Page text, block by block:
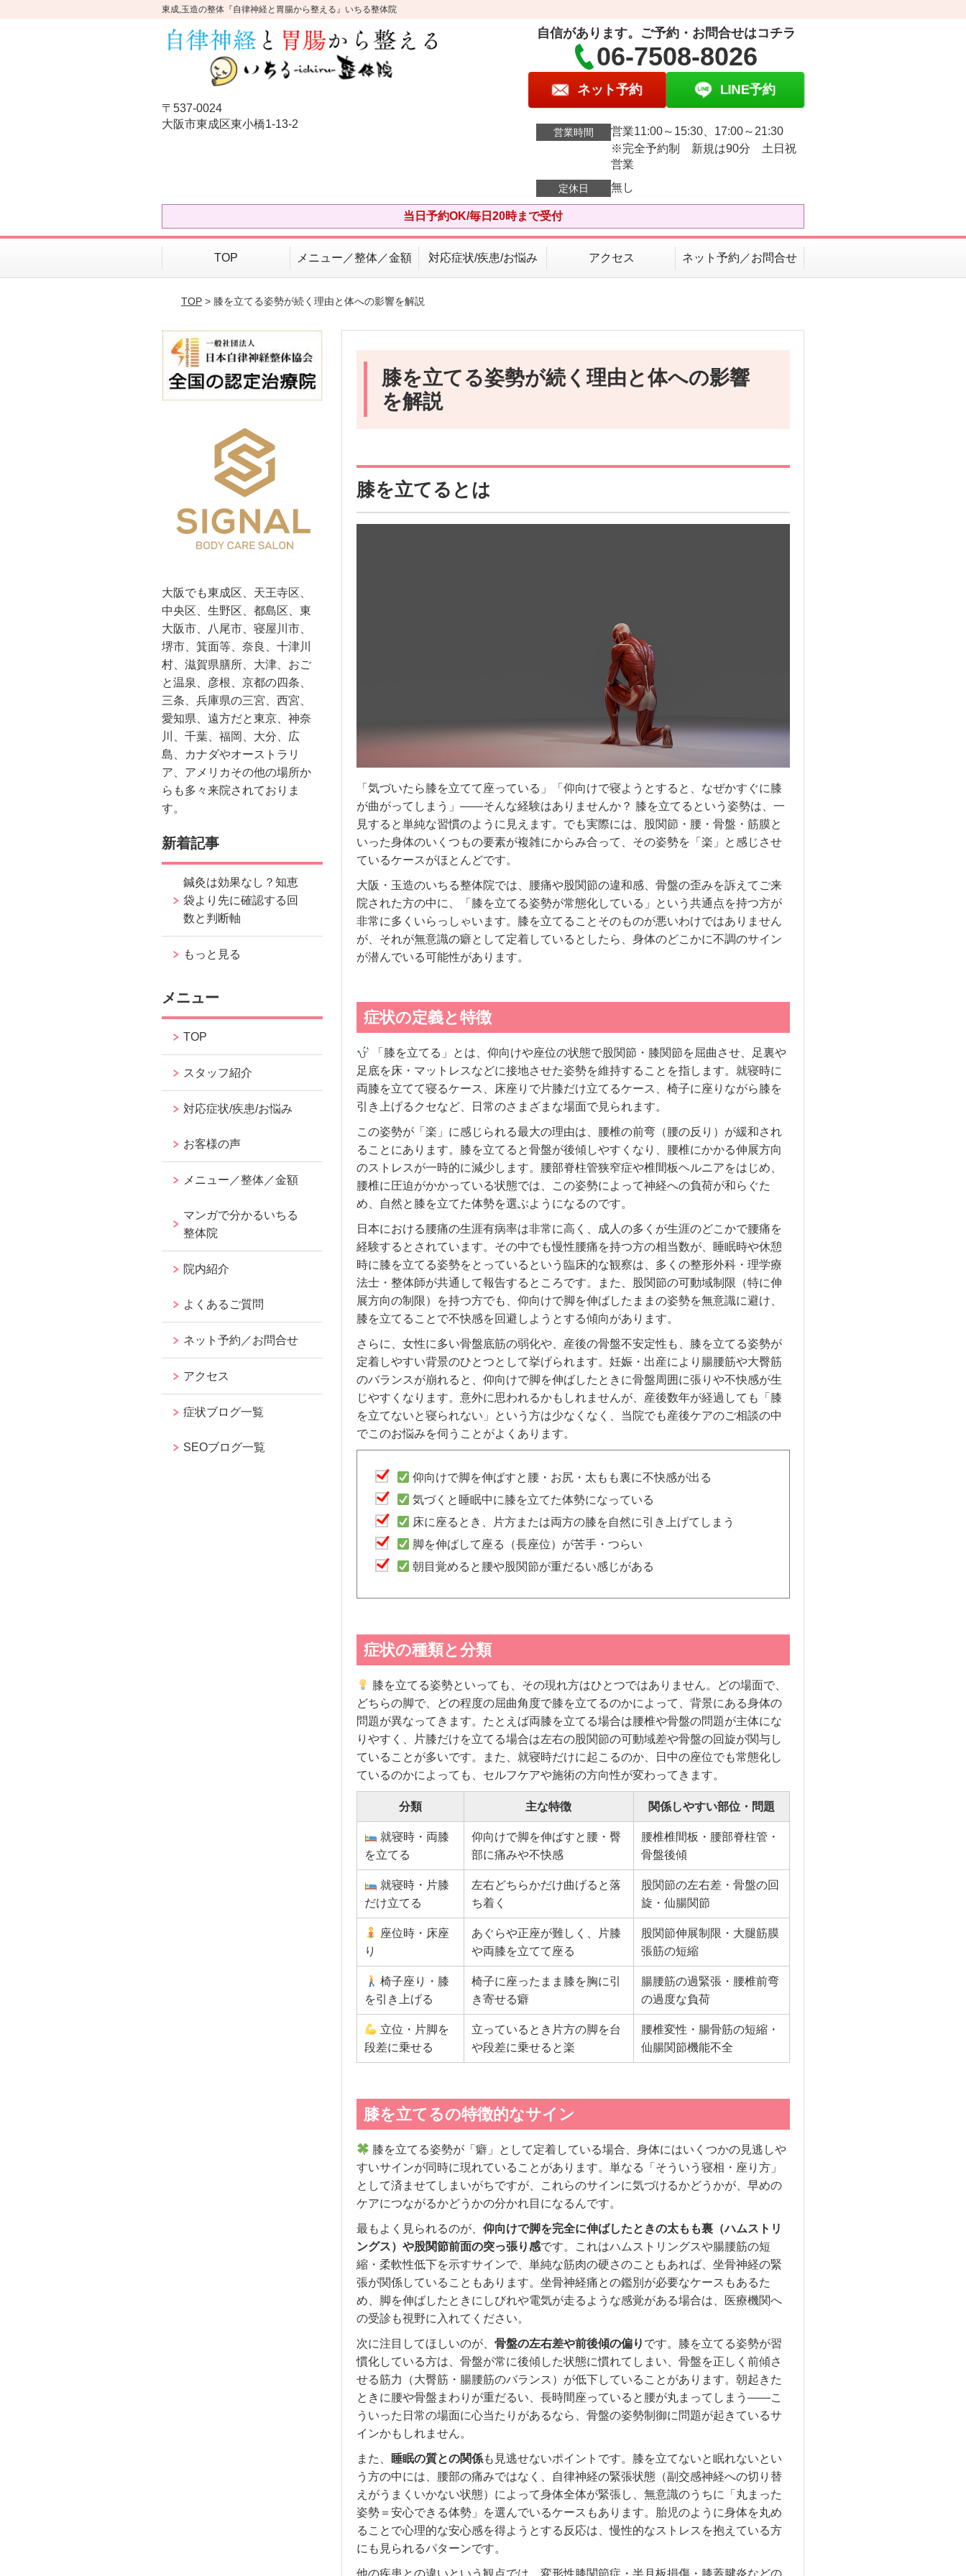
東成,玉造の整体『自律神経と胃腸から整える』いちる整体院
〒537-0024
大阪市東成区東小橋1-13-2
自信があります。ご予約・お問合せはコチラ
06-7508-8026
ネット予約 LINE予約
営業時間
営業11:00～15:30、17:00～21:30
※完全予約制 新規は90分 土日祝
営業
定休日 無し
当日予約OK/毎日20時まで受付
TOP メニュー／整体／金額 対応症状/疾患/お悩み アクセス ネット予約／お問合せ
TOP> 膝を立てる姿勢が続く理由と体への影響を解説
膝を立てる姿勢が続く理由と体への影響
を解説
膝を立てるとは
「気づいたら膝を立てて座っている」「仰向けで寝ようとすると、なぜかすぐに膝
が曲がってしまう」——そんな経験はありませんか？ 膝を立てるという姿勢は、一
見すると単純な習慣のように見えます。でも実際には、股関節・腰・骨盤・筋膜と
いった身体のいくつもの要素が複雑にからみ合って、その姿勢を「楽」と感じさせ
ているケースがほとんどです。
大阪・玉造のいちる整体院では、腰痛や股関節の違和感、骨盤の歪みを訴えてご来
院された方の中に、「膝を立てる姿勢が常態化している」という共通点を持つ方が
非常に多くいらっしゃいます。膝を立てることそのものが悪いわけではありません
が、それが無意識の癖として定着しているとしたら、身体のどこかに不調のサイン
が潜んでいる可能性があります。
症状の定義と特徴
「膝を立てる」とは、仰向けや座位の状態で股関節・膝関節を屈曲させ、足裏や
足底を床・マットレスなどに接地させた姿勢を維持することを指します。就寝時に
両膝を立てて寝るケース、床座りで片膝だけ立てるケース、椅子に座りながら膝を
引き上げるクセなど、日常のさまざまな場面で見られます。
この姿勢が「楽」に感じられる最大の理由は、腰椎の前弯（腰の反り）が緩和され
ることにあります。膝を立てると骨盤が後傾しやすくなり、腰椎にかかる伸展方向
のストレスが一時的に減少します。腰部脊柱管狭窄症や椎間板ヘルニアをはじめ、
腰椎に圧迫がかかっている状態では、この姿勢によって神経への負荷が和らぐた
め、自然と膝を立てた体勢を選ぶようになるのです。
日本における腰痛の生涯有病率は非常に高く、成人の多くが生涯のどこかで腰痛を
経験するとされています。その中でも慢性腰痛を持つ方の相当数が、睡眠時や休憩
時に膝を立てる姿勢をとっているという臨床的な観察は、多くの整形外科・理学療
法士・整体師が共通して報告するところです。また、股関節の可動域制限（特に伸
展方向の制限）を持つ方でも、仰向けで脚を伸ばしたままの姿勢を無意識に避け、
膝を立てることで不快感を回避しようとする傾向があります。
さらに、女性に多い骨盤底筋の弱化や、産後の骨盤不安定性も、膝を立てる姿勢が
定着しやすい背景のひとつとして挙げられます。妊娠・出産により腸腰筋や大臀筋
のバランスが崩れると、仰向けで脚を伸ばしたときに骨盤周囲に張りや不快感が生
じやすくなります。意外に思われるかもしれませんが、産後数年が経過しても「膝
を立てないと寝られない」という方は少なくなく、当院でも産後ケアのご相談の中
でこのお悩みを伺うことがよくあります。
仰向けで脚を伸ばすと腰・お尻・太もも裏に不快感が出る
気づくと睡眠中に膝を立てた体勢になっている
床に座るとき、片方または両方の膝を自然に引き上げてしまう
脚を伸ばして座る（長座位）が苦手・つらい
朝目覚めると腰や股関節が重だるい感じがある
症状の種類と分類
膝を立てる姿勢といっても、その現れ方はひとつではありません。どの場面で、
どちらの脚で、どの程度の屈曲角度で膝を立てるのかによって、背景にある身体の
問題が異なってきます。たとえば両膝を立てる場合は腰椎や骨盤の問題が主体にな
りやすく、片膝だけを立てる場合は左右の股関節の可動域差や骨盤の回旋が関与し
ていることが多いです。また、就寝時だけに起こるのか、日中の座位でも常態化し
ているのかによっても、セルフケアや施術の方向性が変わってきます。
分類 主な特徴 関係しやすい部位・問題
就寝時・両膝
を立てる
仰向けで脚を伸ばすと腰・臀
部に痛みや不快感
腰椎椎間板・腰部脊柱管・
骨盤後傾
就寝時・片膝
だけ立てる
左右どちらかだけ曲げると落
ち着く
股関節の左右差・骨盤の回
旋・仙腸関節
座位時・床座
り
あぐらや正座が難しく、片膝
や両膝を立てて座る
股関節伸展制限・大腿筋膜
張筋の短縮
椅子座り・膝
を引き上げる
椅子に座ったまま膝を胸に引
き寄せる癖
腸腰筋の過緊張・腰椎前弯
の過度な負荷
立位・片脚を
段差に乗せる
立っているとき片方の脚を台
や段差に乗せると楽
腰椎変性・腸骨筋の短縮・
仙腸関節機能不全
膝を立てるの特徴的なサイン
膝を立てる姿勢が「癖」として定着している場合、身体にはいくつかの見逃しや
すいサインが同時に現れていることがあります。単なる「そういう寝相・座り方」
として済ませてしまいがちですが、これらのサインに気づけるかどうかが、早めの
ケアにつながるかどうかの分かれ目になるんです。
最もよく見られるのが、 仰向けで脚を完全に伸ばしたときの太もも裏（ハムストリ
ングス）や股関節前面の突っ張り感です。これはハムストリングスや腸腰筋の短
縮・柔軟性低下を示すサインで、単純な筋肉の硬さのこともあれば、坐骨神経の緊
張が関係していることもあります。坐骨神経痛との鑑別が必要なケースもあるた
め、脚を伸ばしたときにしびれや電気が走るような感覚がある場合は、医療機関へ
の受診も視野に入れてください。
次に注目してほしいのが、 骨盤の左右差や前後傾の偏り です。膝を立てる姿勢が習
慣化している方は、骨盤が常に後傾した状態に慣れてしまい、骨盤を正しく前傾さ
せる筋力（大臀筋・腸腰筋のバランス）が低下していることがあります。朝起きた
ときに腰や骨盤まわりが重だるい、長時間座っていると腰が丸まってしまう——こ
ういった日常の場面に心当たりがあるなら、骨盤の姿勢制御に問題が起きているサ
インかもしれません。
また、 睡眠の質との関係も見逃せないポイントです。膝を立てないと眠れないとい
う方の中には、腰部の痛みではなく、自律神経の緊張状態（副交感神経への切り替
えがうまくいかない状態）によって身体全体が緊張し、無意識のうちに「丸まった
姿勢＝安心できる体勢」を選んでいるケースもあります。胎児のように身体を丸め
ることで心理的な安心感を得ようとする反応は、慢性的なストレスを抱えている方
にも見られるパターンです。
大阪でも東成区、天王寺区、
中央区、生野区、都島区、東
大阪市、八尾市、寝屋川市、
堺市、箕面等、奈良、十津川
村、滋賀県膳所、大津、おご
と温泉、彦根、京都の四条、
三条、兵庫県の三宮、西宮、
愛知県、遠方だと東京、神奈
川、千葉、福岡、大分、広
島、カナダやオーストラリ
ア、アメリカその他の場所か
らも多々来院されておりま
す。
新着記事
鍼灸は効果なし？知恵
袋より先に確認する回
数と判断軸
もっと見る
メニュー
TOP
スタッフ紹介
対応症状/疾患/お悩み
お客様の声
メニュー／整体／金額
マンガで分かるいちる
整体院
院内紹介
よくあるご質問
ネット予約／お問合せ
アクセス
症状ブログ一覧
SEOブログ一覧